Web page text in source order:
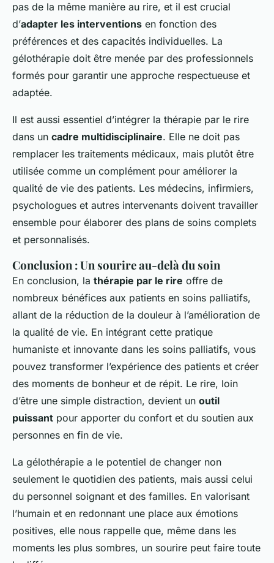
pas de la même manière au rire, et il est crucial
d’adapter les interventions en fonction des
préférences et des capacités individuelles. La
gélothérapie doit être menée par des professionnels
formés pour garantir une approche respectueuse et
adaptée.
Il est aussi essentiel d’intégrer la thérapie par le rire
dans un cadre multidisciplinaire. Elle ne doit pas
remplacer les traitements médicaux, mais plutôt être
utilisée comme un complément pour améliorer la
qualité de vie des patients. Les médecins, infirmiers,
psychologues et autres intervenants doivent travailler
ensemble pour élaborer des plans de soins complets
et personnalisés.
Conclusion : Un sourire au-delà du soin
En conclusion, la thérapie par le rire offre de
nombreux bénéfices aux patients en soins palliatifs,
allant de la réduction de la douleur à l’amélioration de
la qualité de vie. En intégrant cette pratique
humaniste et innovante dans les soins palliatifs, vous
pouvez transformer l’expérience des patients et créer
des moments de bonheur et de répit. Le rire, loin
d’être une simple distraction, devient un outil
puissant pour apporter du confort et du soutien aux
personnes en fin de vie.
La gélothérapie a le potentiel de changer non
seulement le quotidien des patients, mais aussi celui
du personnel soignant et des familles. En valorisant
l’humain et en redonnant une place aux émotions
positives, elle nous rappelle que, même dans les
moments les plus sombres, un sourire peut faire toute